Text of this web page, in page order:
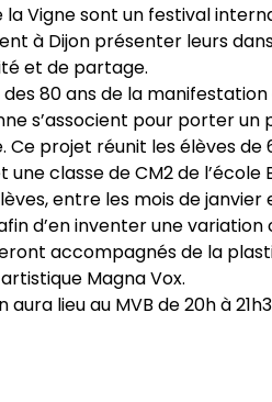
la Vigne sont un festival
à Dijon présenter leurs
et de partage.
des 80 ans de la
s’associent pour porter
Ce projet réunit les élèves
une classe de CM2 de l’école
entre les mois de
d’en inventer une
accompagnés de la
Magna Vox.
aura lieu au MVB de 20h à